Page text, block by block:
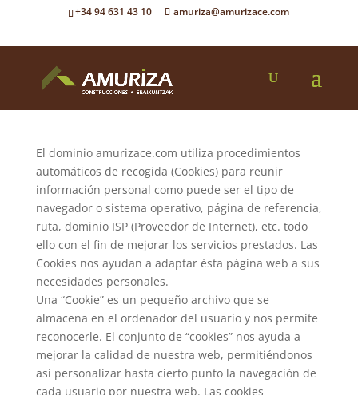
+34 94 631 43 10 amuriza@amurizace.com
POLÍTICA DE COOKIES
El dominio amurizace.com utiliza procedimientos
automáticos de recogida (Cookies) para reunir
información personal como puede ser el tipo de
navegador o sistema operativo, página de referencia,
ruta, dominio ISP (Proveedor de Internet), etc. todo
ello con el fin de mejorar los servicios prestados. Las
Cookies nos ayudan a adaptar ésta página web a sus
necesidades personales.
Una “Cookie” es un pequeño archivo que se
almacena en el ordenador del usuario y nos permite
reconocerle. El conjunto de “cookies” nos ayuda a
mejorar la calidad de nuestra web, permitiéndonos
así personalizar hasta cierto punto la navegación de
cada usuario por nuestra web. Las cookies